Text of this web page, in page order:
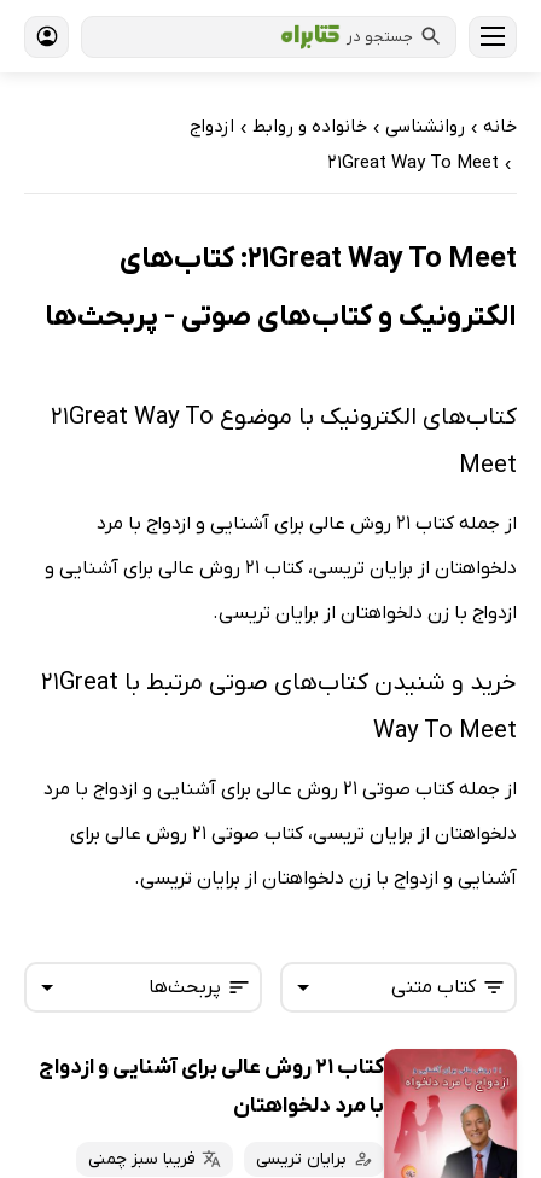
جستجو در
خانه › روانشناسی › خانواده و روابط › ازدواج
›
21Great Way To Meet
21Great Way To Meet: کتاب‌های
الکترونیک و کتاب‌های صوتی - پربحث‌ها
کتاب‌های الکترونیک با موضوع 21Great Way To
Meet
از جمله کتاب 21 روش عالی برای آشنایی و ازدواج با مرد
دلخواهتان از برایان تریسی، کتاب 21 روش عالی برای آشنایی و
ازدواج با زن دلخواهتان از برایان تریسی.
خرید و شنیدن کتاب‌های صوتی مرتبط با 21Great
Way To Meet
از جمله کتاب صوتی 21 روش عالی برای آشنایی و ازدواج با مرد
دلخواهتان از برایان تریسی، کتاب صوتی 21 روش عالی برای
آشنایی و ازدواج با زن دلخواهتان از برایان تریسی.
پربحث‌ها
تازه‌ها
داغ‌ترین‌ها
پرفروش‌ها
کتاب متنی
همه کتاب‌ها
کتاب‌های صوتی
کتاب‌های متنی
کتاب 21 روش عالی برای آشنایی و ازدواج
با مرد دلخواهتان
برایان تریسی
فریبا سبز چمنی